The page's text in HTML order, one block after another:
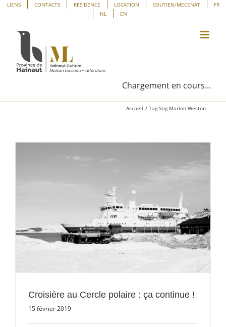
Panneau de gestion des cookies
Passer
contenu
LIENS CONTACTS RESIDENCE LOCATION SOUTIEN/MECENAT
FR
NL
EN
Chargement en cours...
Accueil Tag:Stig Marlon Weston
Croisière au Cercle polaire : ça continue !
15 février 2019